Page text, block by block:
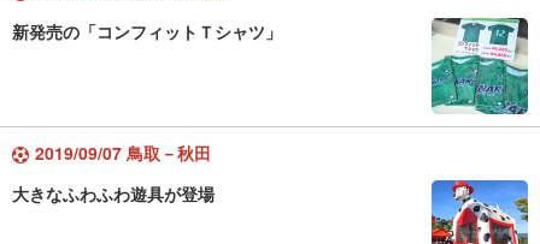
新発売の「コンフィットＴシャツ」
2019/09/07 鳥取－秋田
大きなふわふわ遊具が登場